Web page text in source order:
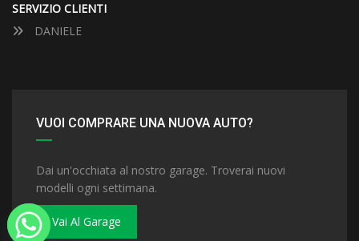
SERVIZIO CLIENTI
DANIELE
VUOI COMPRARE UNA NUOVA AUTO?
Dai un'occhiata al nostro garage. Troverai nuovi
modelli ogni settimana.
Vai Al Garage